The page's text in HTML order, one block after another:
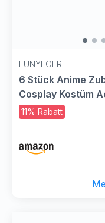
LUNYLOER
6 Stück Anime
Cosplay Kostüm
Cosplay Waffes,
Kostümzubehö
Dress-up,
11% Rabatt